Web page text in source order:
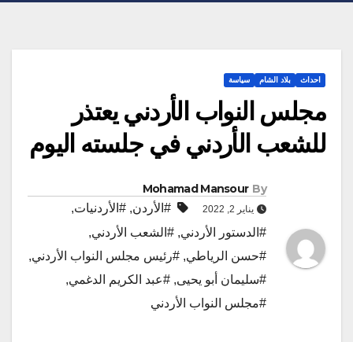
احداث بلاد الشام سياسة
مجلس النواب الأردني يعتذر
للشعب الأردني في جلسته اليوم
By
Mohamad Mansour
يناير 2, 2022 #الأردن, #الأردنيات,
#الدستور الأردني, #الشعب الأردني,
#حسن الرياطي, #رئيس مجلس النواب الأردني,
#سليمان أبو يحيى, #عبد الكريم الدغمي,
#مجلس النواب الأردني